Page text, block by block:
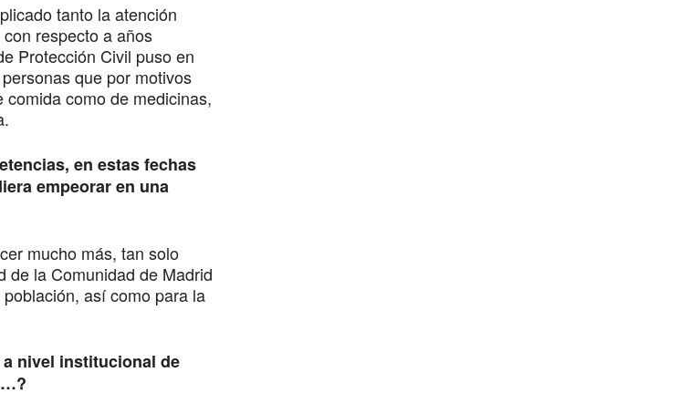
tanto la atención
respecto a años
Protección Civil puso en
que por motivos
como de medicinas,
en estas fechas
empeorar en una
mucho más, tan solo
de la Comunidad de Madrid
así como para la
nivel institucional de